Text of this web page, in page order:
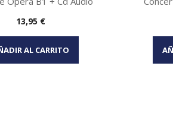
Vista rápida
Precio
13,95 €
AL CARRITO